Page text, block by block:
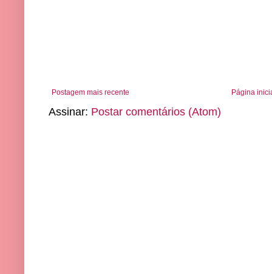
Postagem mais recente Página
Assinar: Postar comentários (Atom)